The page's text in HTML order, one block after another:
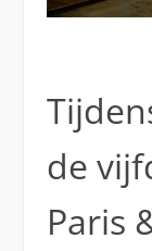
de
Paris